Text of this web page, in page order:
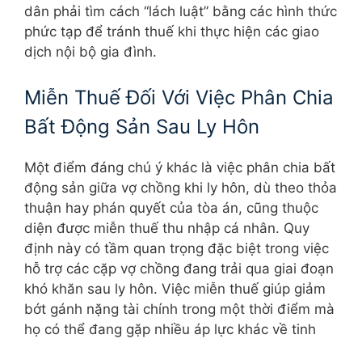
dân phải tìm cách “lách luật” bằng các hình thức
phức tạp để tránh thuế khi thực hiện các giao
dịch nội bộ gia đình.
Miễn Thuế Đối Với Việc Phân Chia
Bất Động Sản Sau Ly Hôn
Một điểm đáng chú ý khác là việc phân chia bất
động sản giữa vợ chồng khi ly hôn, dù theo thỏa
thuận hay phán quyết của tòa án, cũng thuộc
diện được miễn thuế thu nhập cá nhân. Quy
định này có tầm quan trọng đặc biệt trong việc
hỗ trợ các cặp vợ chồng đang trải qua giai đoạn
khó khăn sau ly hôn. Việc miễn thuế giúp giảm
bớt gánh nặng tài chính trong một thời điểm mà
họ có thể đang gặp nhiều áp lực khác về tinh